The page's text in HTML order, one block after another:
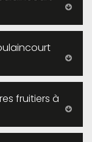
fruitiers à